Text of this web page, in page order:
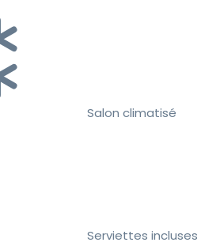
Salon climatisé
Serviettes incluses